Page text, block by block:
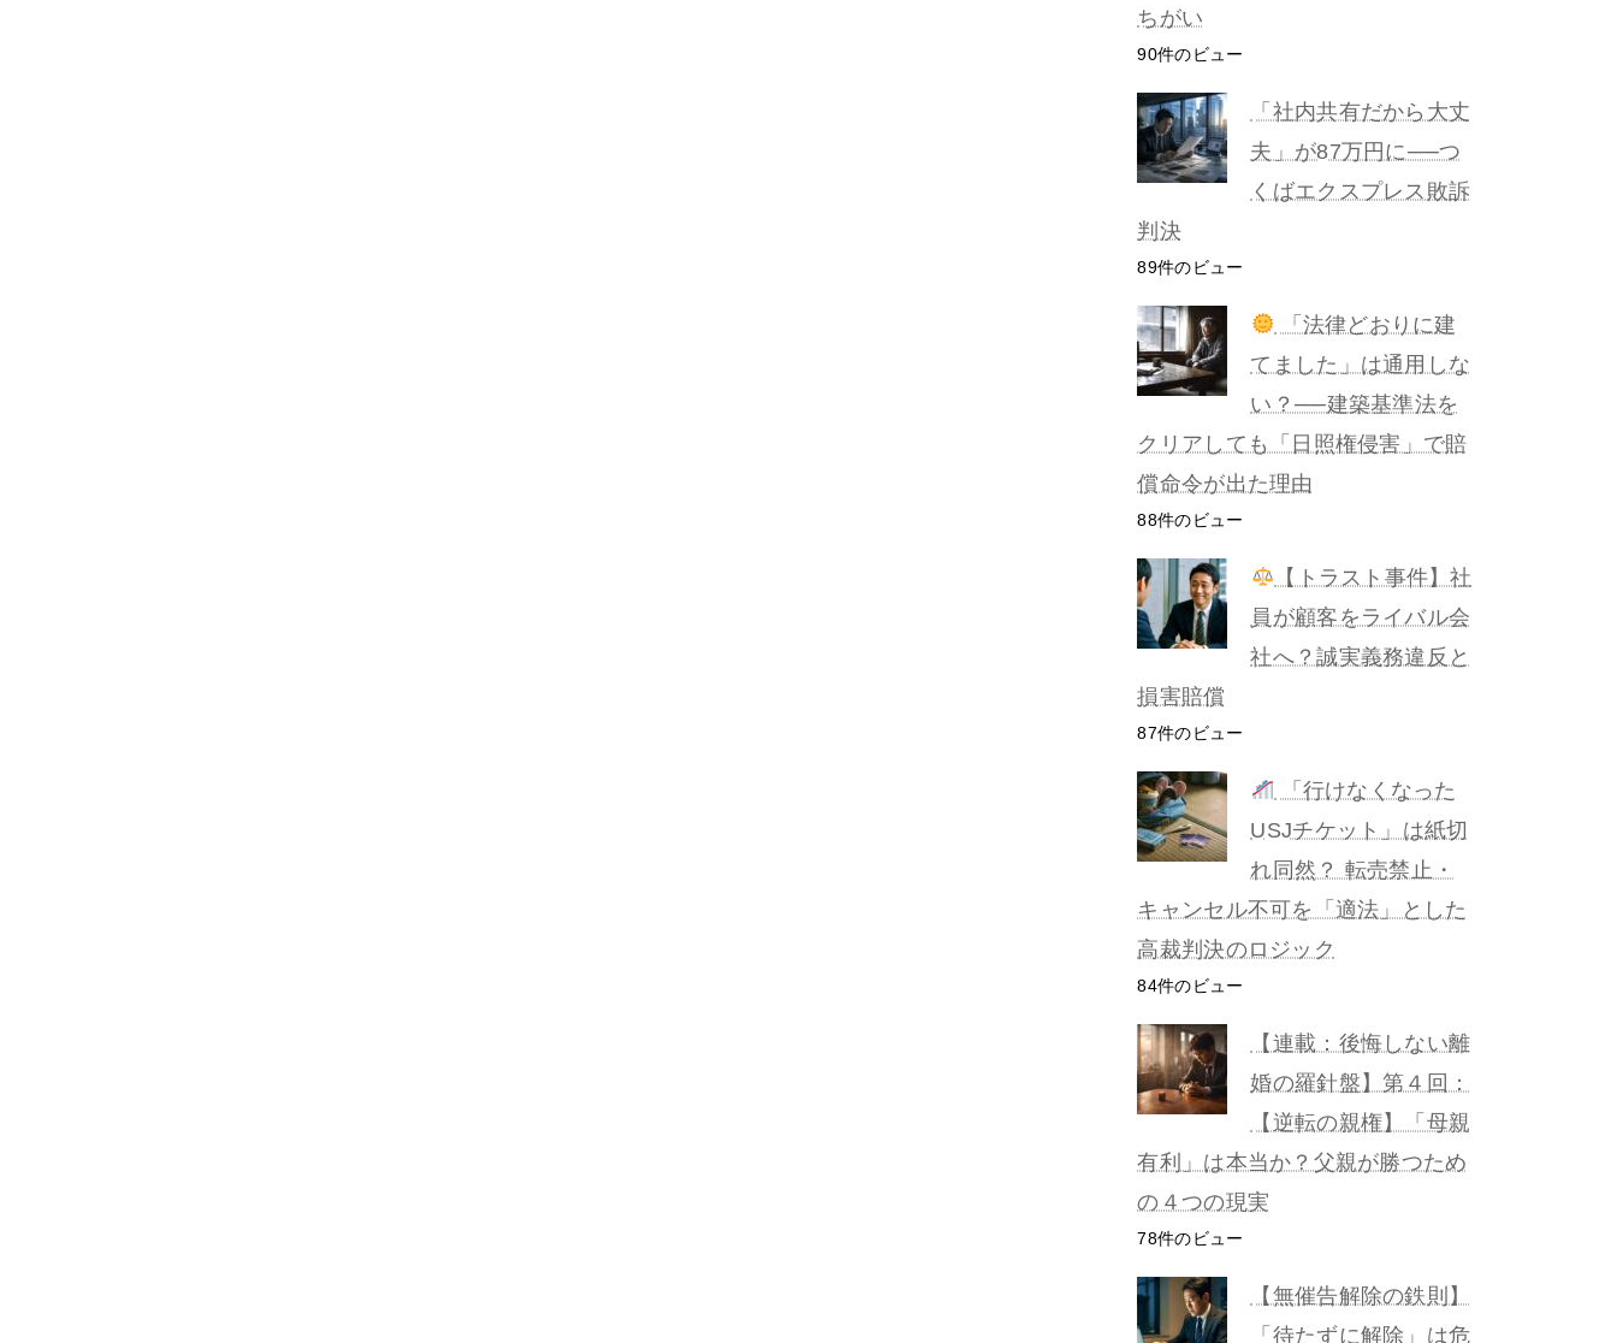
ちがい
90件のビュー
「社内共有だから大丈
夫」が87万円に──つ
くばエクスプレス敗訴
判決
89件のビュー
「法律どおりに建
てました」は通用しな
い？──建築基準法を
クリアしても「日照権侵害」で賠
償命令が出た理由
88件のビュー
【トラスト事件】社
員が顧客をライバル会
社へ？誠実義務違反と
損害賠償
87件のビュー
「行けなくなった
USJチケット」は紙切
れ同然？ 転売禁止・
キャンセル不可を「適法」とした
高裁判決のロジック
84件のビュー
【連載：後悔しない離
婚の羅針盤】第４回：
【逆転の親権】「母親
有利」は本当か？父親が勝つため
の４つの現実
78件のビュー
【無催告解除の鉄則】
「待たずに解除」は危